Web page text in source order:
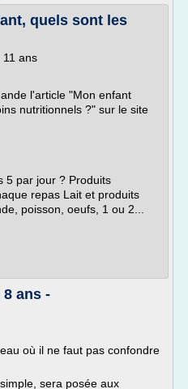
quels sont les
11 ans
l'article "Mon enfant
nutritionnels ?" sur le site
5 par jour ? Produits
repas Lait et produits
poisson, oeufs, 1 ou 2...
ans -
où il ne faut pas confondre
sera posée aux